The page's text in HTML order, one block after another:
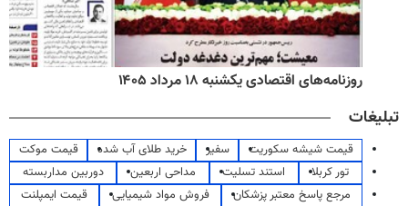
روزنامه‌های اقتصادی یکشنبه ۱۸ مرداد ۱۴۰۵
تبلیغات
قیمت شیشه سکوریت سفیر خرید طلای آب شده
قیمت موکت
تور کربلا
استند تسلیت مداحی اربعین
دوربین مداربسته
مرجع پاسخ معتبر پزشکان
فروش مواد شیمیایی
قیمت ایمپلنت